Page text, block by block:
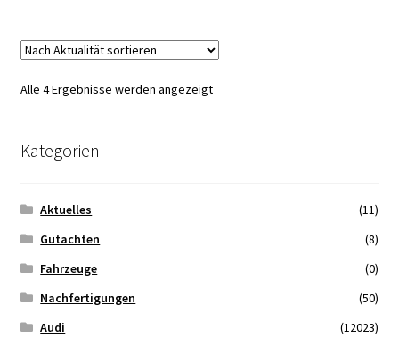
Alle 4 Ergebnisse werden angezeigtNach
Kategorien
Aktuelles
(11)
Gutachten
(8)
Fahrzeuge
(0)
Nachfertigungen
(50)
Audi
(12023)